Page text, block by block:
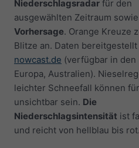
Niederschlagsradar für den
ausgewählten Zeitraum
Vorhersage. Orange Kreuze
Blitze an. Daten
nowcast.de (verfügbar in den
Europa, Australien).
leichter Schneefall können
unsichtbar sein. Die
Niederschlagsintensität ist
und reicht von hellblau bis